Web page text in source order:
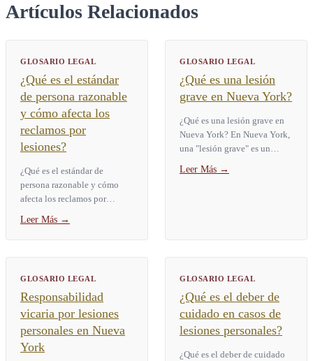
Artículos Relacionados
GLOSARIO LEGAL
¿Qué es el estándar
de persona razonable
y cómo afecta los
reclamos por
lesiones?
¿Qué es el estándar de
persona razonable y cómo
afecta los reclamos por
persona razonable es la
prueba legal que usan los
tribunales...
Leer Más →
GLOSARIO LEGAL
¿Qué es una lesión
grave en Nueva York?
¿Qué es una lesión grave en
Nueva York? En Nueva York,
una "lesión grave" es un
Ley de Seguros § 5102(d).
Leer Más →
GLOSARIO LEGAL
Responsabilidad
vicaria por lesiones
personales en Nueva
York
GLOSARIO LEGAL
¿Qué es el deber de
cuidado en casos de
lesiones personales?
¿Qué es el deber de cuidado